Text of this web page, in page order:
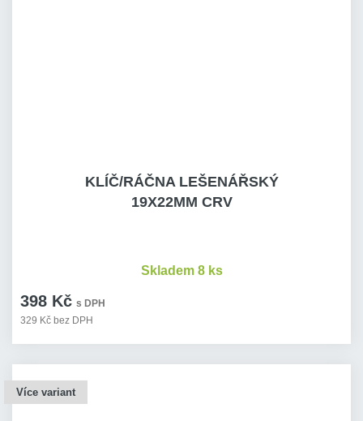
KLÍČ/RÁČNA LEŠENÁŘSKÝ
19X22MM CRV
398 Kč s DPH
329 Kč bez DPH
Skladem 8 ks
Více variant